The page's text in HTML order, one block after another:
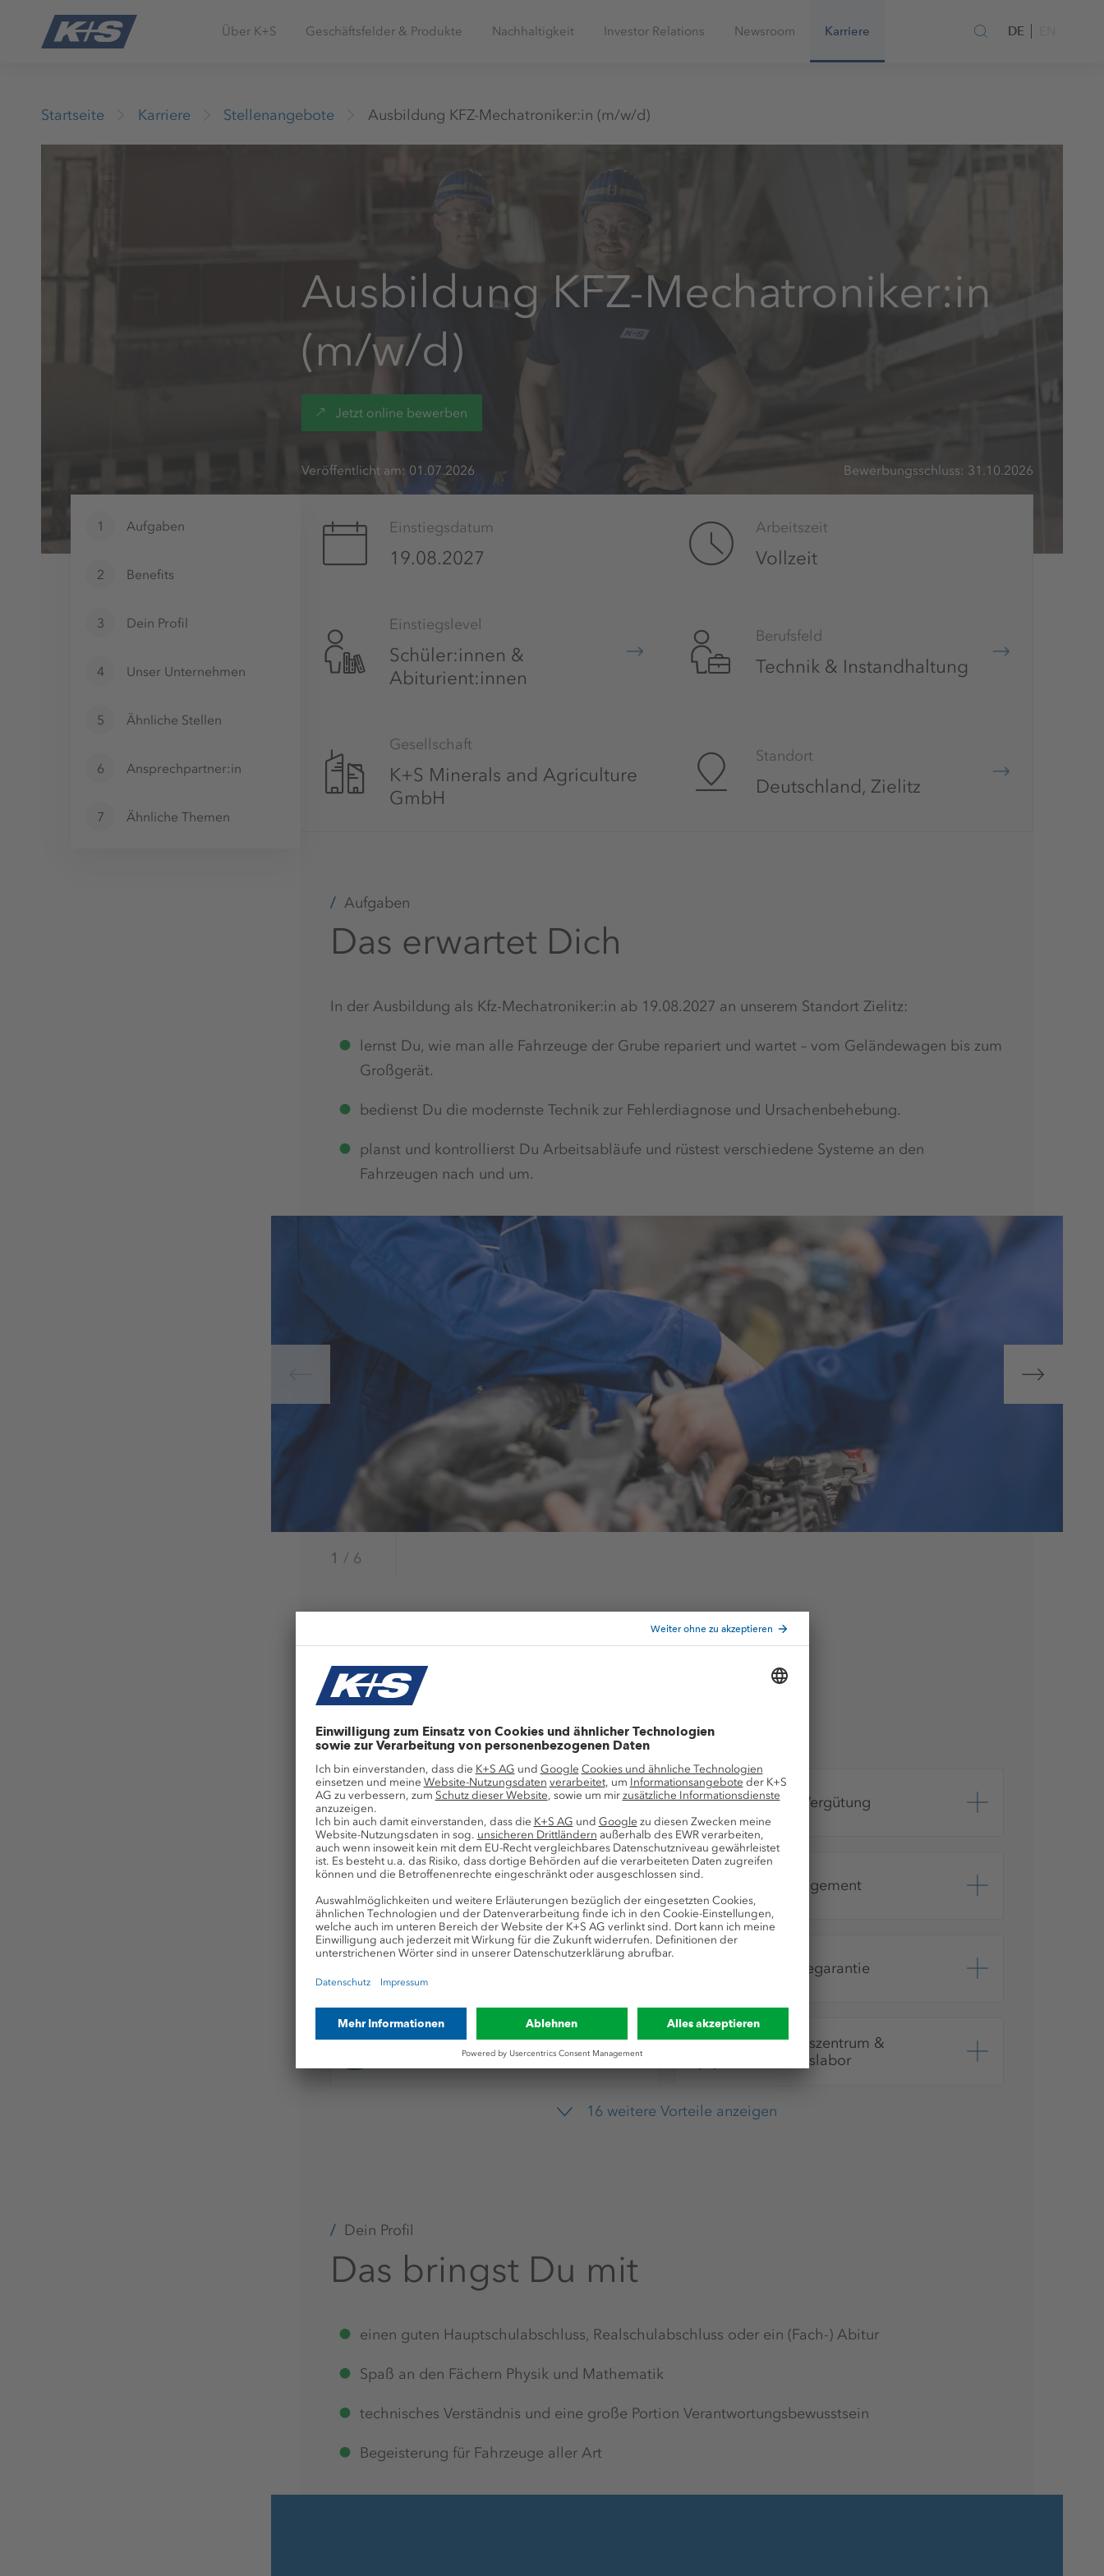
Über K+S Geschäftsfelder & Produkte Nachhaltigkeit Investor Relations Newsroom Karriere DE
Startseite Karriere Stellenangebote Ausbildung KFZ-Mechatroniker:in (m/w/d)
Ausbildung KFZ-Mechatroniker:in
(m/w/d)
Jetzt online bewerben
Veröffentlicht am: 01.07.2026 Bewerbungsschluss: 31.10.2026
1 Aufgaben
2 Benefits
3 Dein Profil
4 Unser Unternehmen
5 Ähnliche Stellen
6 Ansprechpartner:in
7 Ähnliche Themen
Einstiegsdatum
19.08.2027
Arbeitszeit
Vollzeit
Einstiegslevel
Schüler:innen &
Abiturient:innen
Berufsfeld
Technik & Instandhaltung
Gesellschaft
K+S Minerals and Agriculture
GmbH
Standort
Deutschland, Zielitz
Aufgaben
Das erwartet Dich
In der Ausbildung als Kfz-Mechatroniker:in ab 19.08.2027 an unserem Standort Zielitz:
lernst Du, wie man alle Fahrzeuge der Grube repariert und wartet – vom Geländewagen bis zum
Großgerät.
bedienst Du die modernste Technik zur Fehlerdiagnose und Ursachenbehebung.
planst und kontrollierst Du Arbeitsabläufe und rüstest verschiedene Systeme an den
Fahrzeugen nach und um.
1 / 6
Benefits
Das bieten wir dir
Corporate Benefits Attraktive Vergütung
Wohlbefinden &
Leistungsfähigkeit
Ideenmanagement
Übernahmegarantie
Fahrtkostenerstattung
Ausbildungszentrum &
Ausbildungslabor
Kantine
E-Learning-Plattform
16 weitere Vorteile anzeigen
Dein Profil
Das bringst Du mit
einen guten Hauptschulabschluss, Realschulabschluss oder ein (Fach-) Abitur
Spaß an den Fächern Physik und Mathematik
technisches Verständnis und eine große Portion Verantwortungsbewusstsein
Begeisterung für Fahrzeuge aller Art